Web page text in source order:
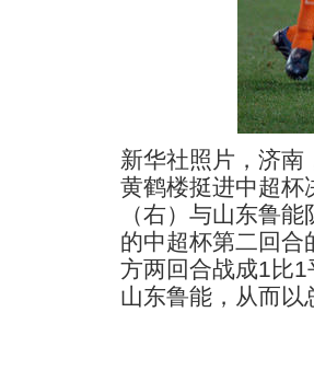
新华社照片，济
黄鹤楼挺进中超杯
（右）与山东鲁
的中超杯第二回合
方两回合战成1比
山东鲁能，从而以